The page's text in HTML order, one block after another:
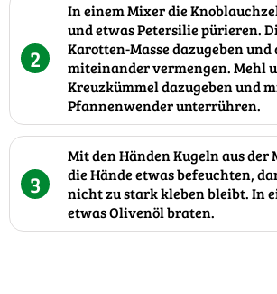
2
In einem Mixer die
und etwas Petersilie pürieren.
Karotten-Masse dazugeben und
miteinander vermengen. Mehl
Kreuzkümmel dazugeben und
Pfannenwender unterrühren.
3
Mit den Händen Kugeln aus der
die Hände etwas befeuchten,
nicht zu stark kleben bleibt. In
etwas Olivenöl braten.